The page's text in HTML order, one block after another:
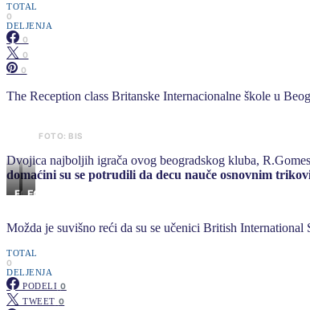
TOTAL
0
DELJENJA
0
0
0
The Reception class Britanske Internacionalne škole u
FOTO: BIS
Dvojica najboljih igrača ovog beogradskog kluba,
domaćini su se potrudili da decu nauče osnovnim
FOTO:FOTO:
Možda je suvišno reći da su se učenici British
TOTAL
0
DELJENJA
PODELI 0
TWEET 0